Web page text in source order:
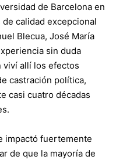
de Barcelona en
calidad excepcional
Blecua, José María
sin duda
viví allí los efectos
castración política,
casi cuatro décadas
impactó fuertemente
de que la mayoría de